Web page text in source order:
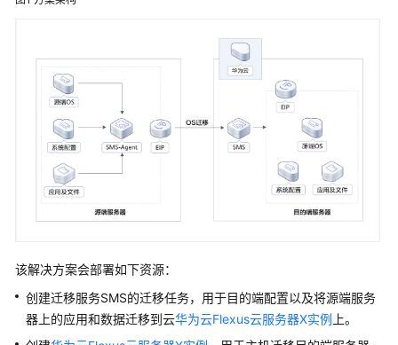
架
云
心
数
该解决方案会部署如下资源：
创建迁移服务SMS的迁移任务，用于目的端配置以及将源端服务
器上的应用和数据迁移到云华为云Flexus云服务器X实例 上。